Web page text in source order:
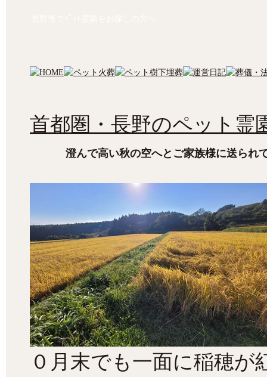
首都圏・長野のペット霊
澄んで高い秋の空へとご家族様に送られ
０月末でも一面に稲穂